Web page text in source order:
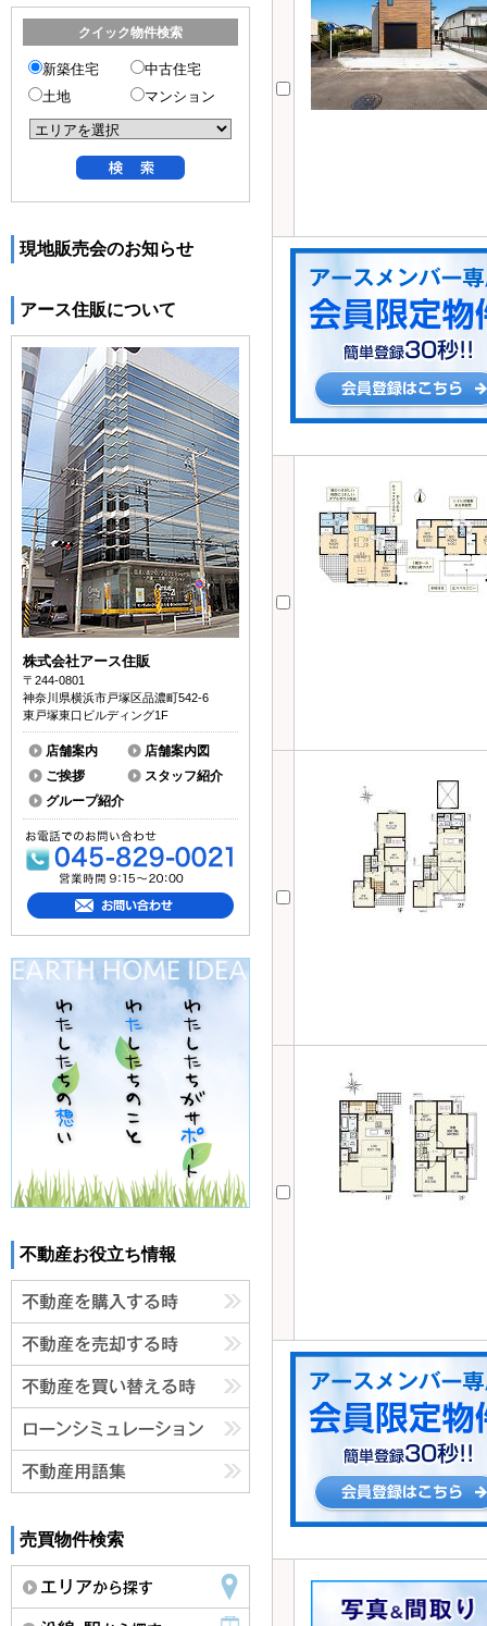
クイック物件検索
新築住宅
中古住宅
土地
マンション
現地販売会のお知らせ
アース住販について
株式会社アース住販
〒244-0801
神奈川県横浜市戸塚区品濃町542-6
東戸塚東口ビルディング1F
店舗案内
店舗案内図
ご挨拶
スタッフ紹介
グループ紹介
不動産お役立ち情報
売買物件検索